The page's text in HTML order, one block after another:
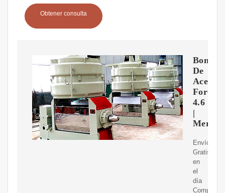
Obtener consulta
Bombas
De
Aceite
Ford
4.6
|
Envíos
Gratis
en
el
día
Compre